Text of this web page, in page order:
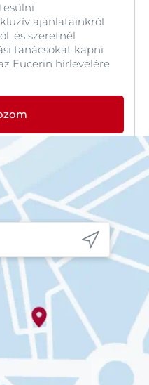
ajánlatainkról
és szeretnél
tanácsokat kapni
Eucerin hírlevelére